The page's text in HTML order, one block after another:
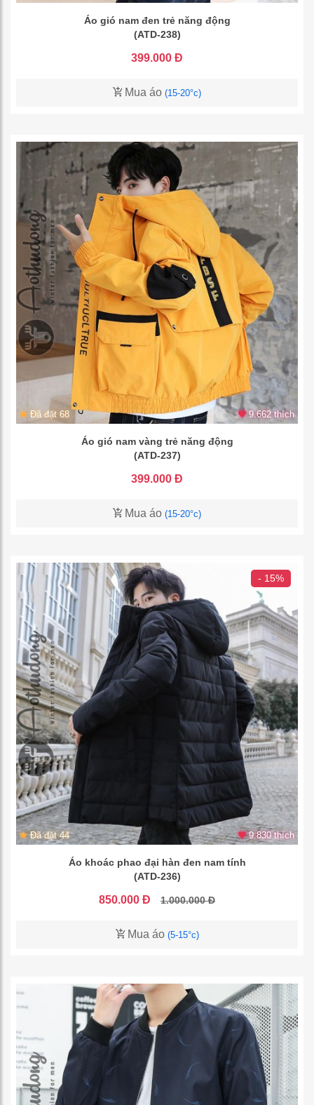
Áo gió nam đen trẻ năng động
(ATD-238)
399.000 Đ
Mua áo (15-20°c)
Đã đặt 68 9.662 thích
Áo gió nam vàng trẻ năng động
(ATD-237)
399.000 Đ
Mua áo (15-20°c)
- 15%
Đã đặt 44 9.830 thích
Áo khoác phao đại hàn đen nam tính
(ATD-236)
850.000 Đ 1.000.000 Đ
Mua áo (5-15°c)